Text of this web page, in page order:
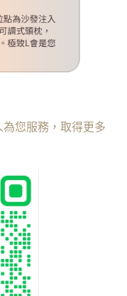
為您服務 ，︁取得更多